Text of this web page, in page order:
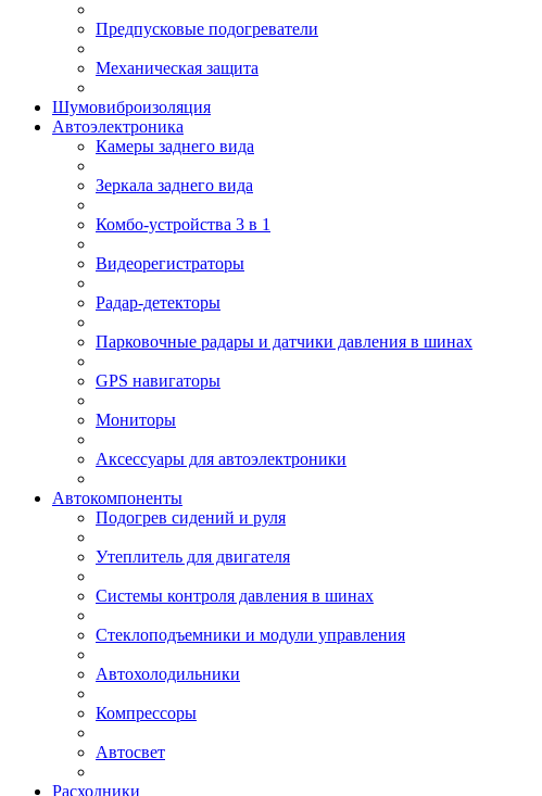
Предпусковые подогреватели
Механическая защита
Шумовиброизоляция
Автоэлектроника
Камеры заднего вида
Зеркала заднего вида
Комбо-устройства 3 в 1
Видеорегистраторы
Радар-детекторы
Парковочные радары и датчики давления в шинах
GPS навигаторы
Мониторы
Аксессуары для автоэлектроники
Автокомпоненты
Подогрев сидений и руля
Утеплитель для двигателя
Системы контроля давления в шинах
Стеклоподъемники и модули управления
Автохолодильники
Компрессоры
Автосвет
Расходники